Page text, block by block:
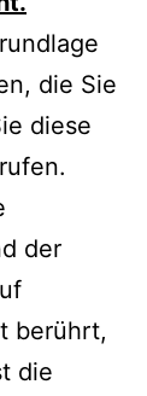
die Sie
diese
der
berührt,
die